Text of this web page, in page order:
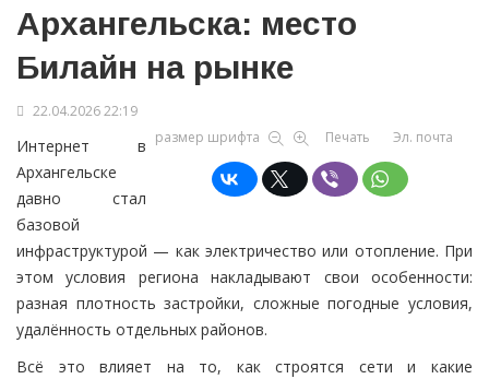
Архангельска: место
Билайн на рынке
22.04.2026 22:19
размер шрифта
Печать Эл. почта
Интернет в
Архангельске
давно стал
базовой
инфраструктурой — как электричество или отопление. При
этом условия региона накладывают свои особенности:
разная плотность застройки, сложные погодные условия,
удалённость отдельных районов.
Всё это влияет на то, как строятся сети и какие